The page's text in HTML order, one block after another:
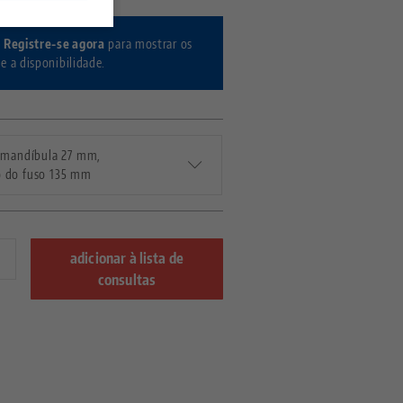
Registre-se agora para mostrar os
a disponibilidade.
27 mm,
fuso 135 mm
adicionar à lista de
consultas